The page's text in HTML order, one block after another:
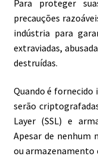
Para proteger
precauções
indústria para
extraviadas,
destruídas.
Quando é fornecido
serão
Layer (SSL) e
Apesar de
ou armazenamento